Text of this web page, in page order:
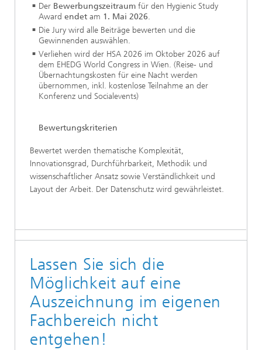
Der Bewerbungszeitraum für den Hygienic Study
Award endet am 1. Mai 2026.
Die Jury wird alle Beiträge bewerten und die
Gewinnenden auswählen.
Verliehen wird der HSA 2026 im Oktober 2026 auf
dem EHEDG World Congress in Wien. (Reise- und
Übernachtungskosten für eine Nacht werden
übernommen, inkl. kostenlose Teilnahme an der
Konferenz und Socialevents)
Bewertungskriterien
Bewertet werden thematische Komplexität,
Innovationsgrad, Durchführbarkeit, Methodik und
wissenschaftlicher Ansatz sowie Verständlichkeit und
Layout der Arbeit. Der Datenschutz wird gewährleistet.
Lassen Sie sich die
Möglichkeit auf eine
Auszeichnung im eigenen
Fachbereich nicht
entgehen!